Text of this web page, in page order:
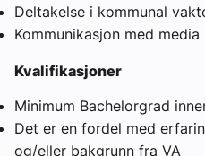
Deltakelse i kommunal
Kommunikasjon med media
Kvalifikasjoner
Minimum Bachelorgrad
Det er en fordel med
og/eller bakgrunn fra VA